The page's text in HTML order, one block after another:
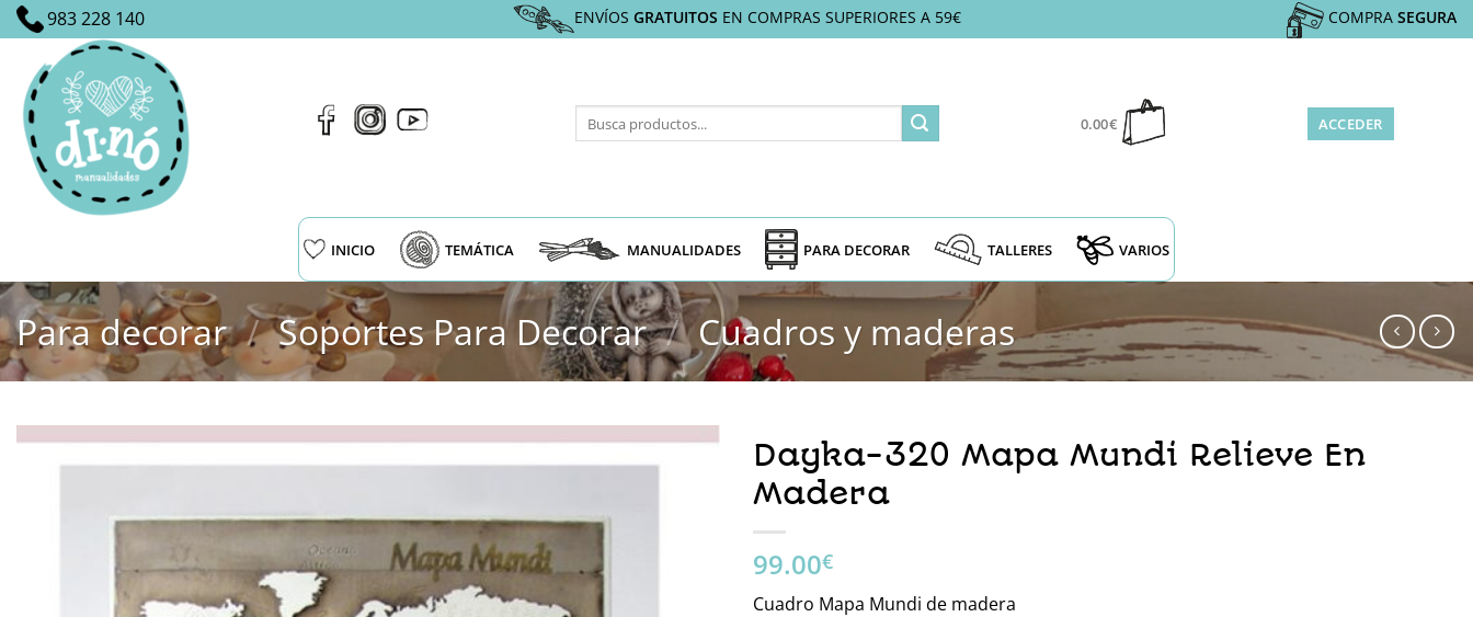
Saltar
al
contenido
983 228 140 ENVÍOS GRATUITOS EN COMPRAS SUPERIORES A 59€ COMPRA SEGURA
por:
0.00€ ACCEDER
INICIO TEMÁTICA MANUALIDADES PARA DECORAR TALLERES VARIOS
Para decorar / Soportes Para Decorar / Cuadros y maderas
Dayka-320 Mapa Mundi Relieve En
Madera
99.00€
Cuadro Mapa Mundi de madera